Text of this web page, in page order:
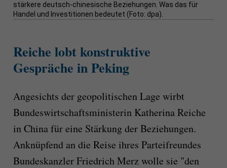
stärkere deutsch-chinesische Beziehungen. Was das für
Handel und Investitionen bedeutet (Foto: dpa).
Reiche lobt konstruktive
Gespräche in Peking
Angesichts der geopolitischen Lage wirbt
Bundeswirtschaftsministerin Katherina Reiche
in China für eine Stärkung der Beziehungen.
Anknüpfend an die Reise ihres Parteifreundes
Bundeskanzler Friedrich Merz wolle sie "den